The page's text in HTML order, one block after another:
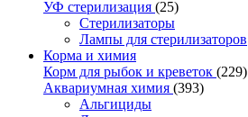
УФ стерилизация (25)
Стерилизаторы
Лампы для стерилизаторов
Корма и химия
Корм для рыбок и креветок (229)
Аквариумная химия (393)
Альгициды